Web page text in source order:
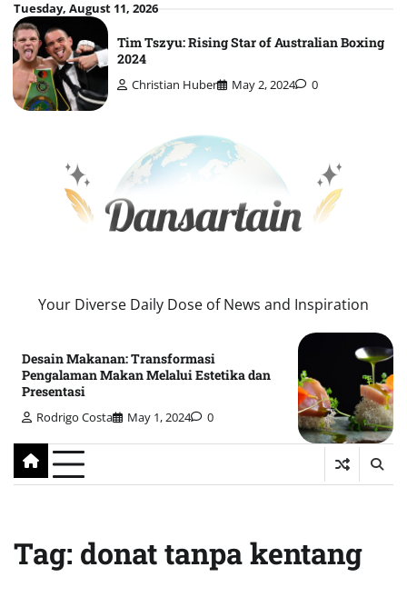
Skip
to
content
Tuesday, August 11, 2026
Tim Tszyu: Rising Star of Australian Boxing
2024
Christian Huber May 2, 2024 0
Your Diverse Daily Dose of News and Inspiration
Desain Makanan: Transformasi
Pengalaman Makan Melalui Estetika dan
Presentasi
Rodrigo Costa May 1, 2024 0
Tag: donat tanpa kentang